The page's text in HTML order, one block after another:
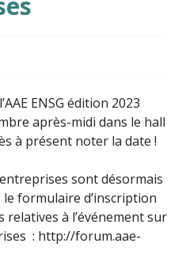
ENSG édition 2023
après-midi dans le hall
à présent noter la date !
sont désormais
formulaire d’inscription
à l’événement sur
: http://forum.aae-